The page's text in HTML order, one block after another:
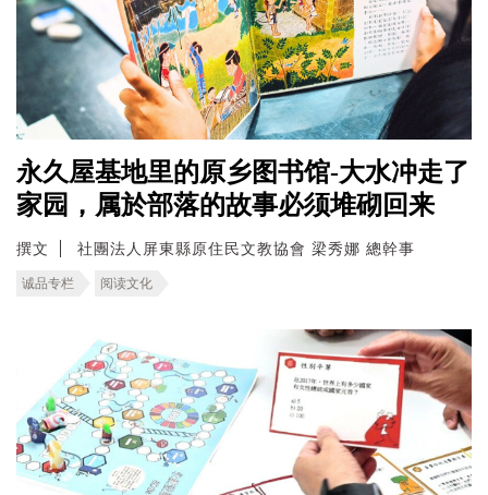
永久屋基地里的原乡图书馆-大水冲走了
家园，属於部落的故事必须堆砌回来
撰文 社團法人屏東縣原住民文教協會 梁秀娜 總幹事
诚品专栏 阅读文化